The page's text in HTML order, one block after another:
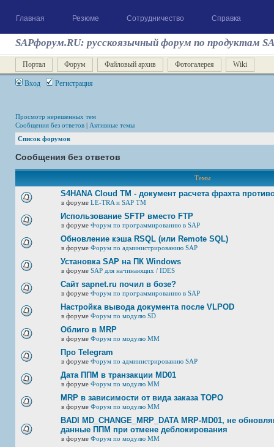
Главная Резюме Сотрудничество Справка
SAPфорум.RU: русскоязычный форум по продуктам
Портал Форум Файловый архив Фотогалерея Wiki
Вход Регистрация
Просмотр нерешенных тем
Сообщения без ответов | Активные темы
Список форумов
Сообщения без ответов
Темы
S4HANA Cloud TM - документ расчета фрахта
в форуме LE-TRA и SAP TM
Использование SFTP вместо FTP
в форуме Форум по программированию в SAP
Обновление кэша RSQL (или Remote SQL)
в форуме Форум по администрированию SAP
Установка SAP на ПК Windows
в форуме SAP для начинающих / IDES
Сайт sapnet.ru почил в бозе?
в форуме Форум по программированию в SAP
Настройка вывода документа после VLPOD
в форуме Форум по модулю SD
Облиго в MRP
в форуме Форум по модулю ММ
Про Telegram
в форуме Форум по администрированию SAP
Дата ППМ в транзакции MD01
в форуме Форум по модулю ММ
MRP в зависимости от вида заказа ТОРО
в форуме Форум по модулю ММ
BADI MD_CHANGE_MRP_DATA MRP-MD01, не
данные ППМ при отмене деблокирования
в форуме Форум по модулю ММ